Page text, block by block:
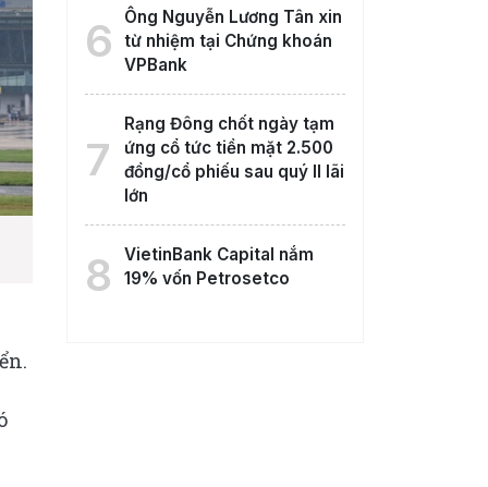
6
Ông Nguyễn Lương Tân xin
từ nhiệm tại Chứng khoán
VPBank
7
Rạng Đông chốt ngày tạm
ứng cổ tức tiền mặt 2.500
đồng/cổ phiếu sau quý II lãi
lớn
8
VietinBank Capital nắm
19% vốn Petrosetco